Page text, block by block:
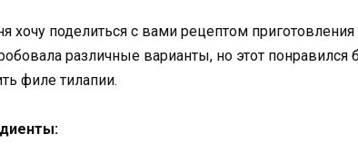
хочу поделиться с вами рецептом
различные варианты, но этот
филе тилапии.